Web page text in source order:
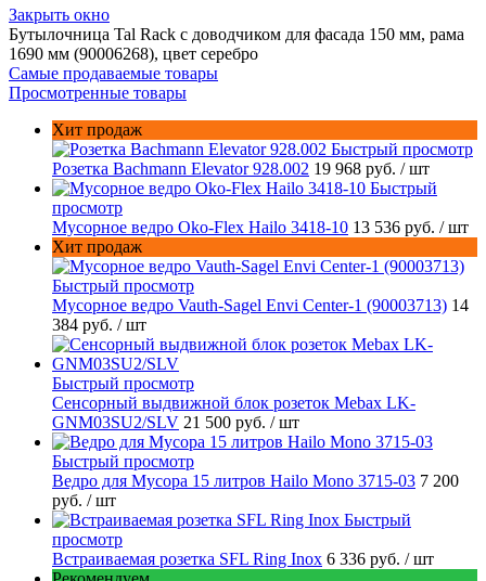
Закрыть окно
Бутылочница Tal Rack с доводчиком для фасада 150 мм, рама
1690 мм (90006268), цвет серебро
Самые продаваемые товары
Просмотренные товары
Хит продаж
Быстрый просмотр
Розетка Bachmann Elevator 928.002 19 968 руб. / шт
Быстрый
просмотр
Мусорное ведро Oko-Flex Hailo 3418-10 13 536 руб. / шт
Хит продаж
Быстрый просмотр
Мусорное ведро Vauth-Sagel Envi Center-1 (90003713) 14
384 руб. / шт
Быстрый просмотр
Сенсорный выдвижной блок розеток Mebax LK-
GNM03SU2/SLV 21 500 руб. / шт
Быстрый просмотр
Ведро для Мусора 15 литров Hailo Mono 3715-03 7 200
руб. / шт
Быстрый
просмотр
Встраиваемая розетка SFL Ring Inox 6 336 руб. / шт